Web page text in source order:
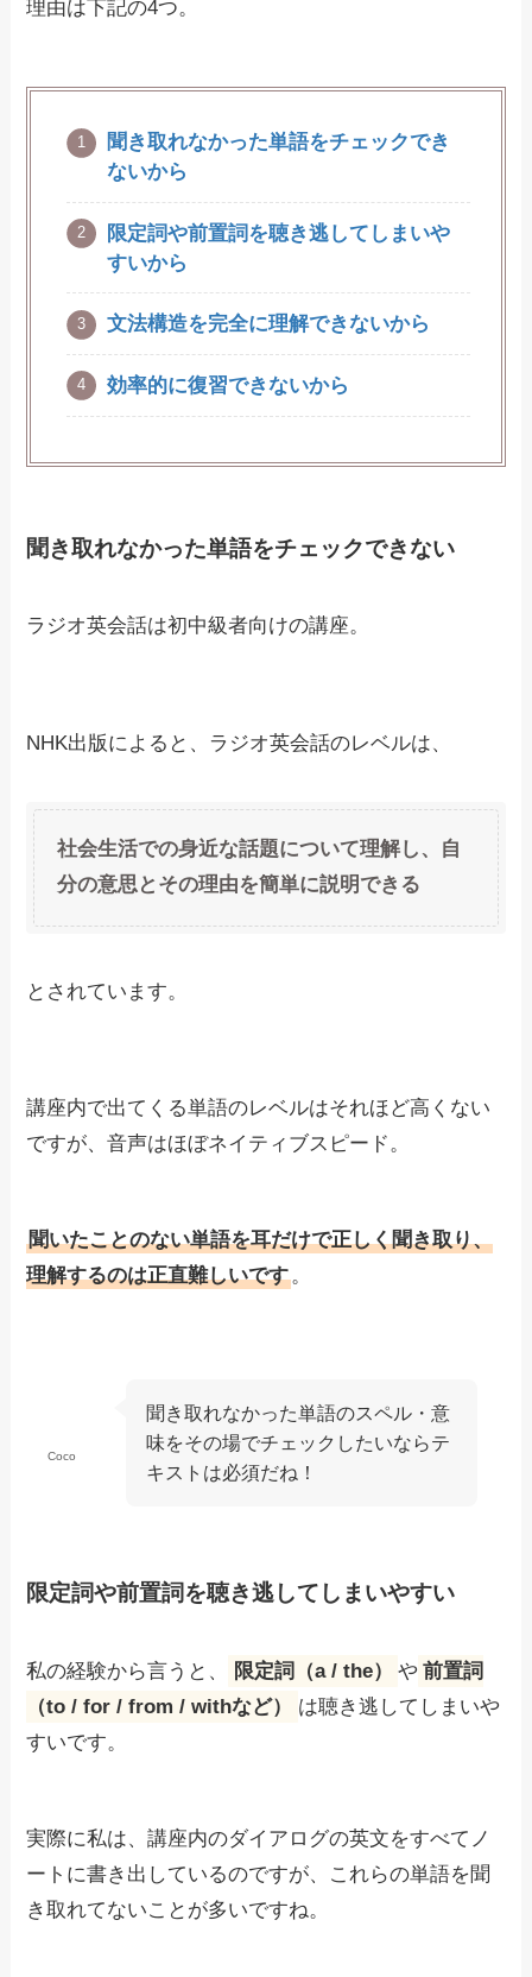
理由は下記の4つ。
聞き取れなかった単語をチェックでき
ないから
限定詞や前置詞を聴き逃してしまいや
すいから
文法構造を完全に理解できないから
効率的に復習できないから
聞き取れなかった単語をチェックできない
ラジオ英会話は初中級者向けの講座。
NHK出版によると、ラジオ英会話のレベルは、
社会生活での身近な話題について理解し、自
分の意思とその理由を簡単に説明できる
とされています。
講座内で出てくる単語のレベルはそれほど高くない
ですが、音声はほぼネイティブスピード。
聞いたことのない単語を耳だけで正しく聞き取り、
理解するのは正直難しいです。
Coco
聞き取れなかった単語のスペル・意
味をその場でチェックしたいならテ
キストは必須だね！
限定詞や前置詞を聴き逃してしまいやすい
私の経験から言うと、 限定詞（a / the） や 前置詞
（to / for / from / withなど）
は聴き逃してしまいや
すいです。
実際に私は、講座内のダイアログの英文をすべてノ
ートに書き出しているのですが、これらの単語を聞
き取れてないことが多いですね。